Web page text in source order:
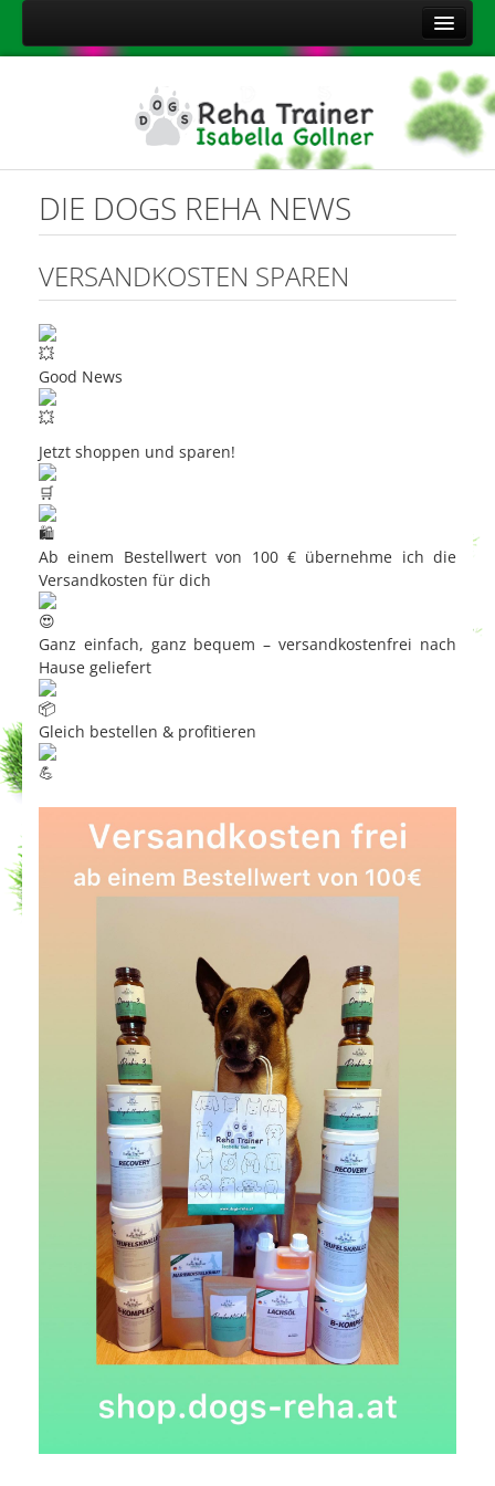
Kontakt
Impressum
Datenschutzerklärung
Onlineshop Nahrungsergänzungsmittel
DIE DOGS REHA NEWS
VERSANDKOSTEN SPAREN
Good News
Jetzt shoppen und sparen!
Ab einem Bestellwert von 100 € übernehme ich die
Versandkosten für dich
Ganz einfach, ganz bequem – versandkostenfrei nach
Hause geliefert
Gleich bestellen & profitieren